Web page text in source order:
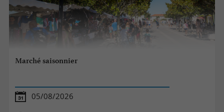
Marché saisonnier
05/08/2026